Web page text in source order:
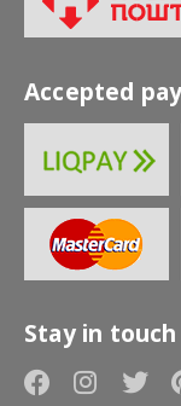
Accepted
Stay in touch